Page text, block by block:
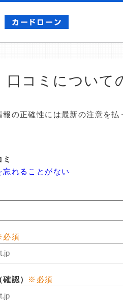
口コミについて
報の正確性には最新の注意を
れることがない
須
認） ※必須